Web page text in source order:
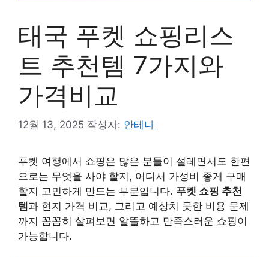
태국 푸켓 쇼핑리스
트 추천템 7가지와
가격비교
12월 13, 2025 작성자: 안테나
푸켓 여행에서 쇼핑은 많은 분들이 설레면서도 한편
으로는 무엇을 사야 할지, 어디서 가성비 좋게 구매
할지 고민하게 만드는 부분입니다. 푸켓 쇼핑 추천
템과 현지 가격 비교, 그리고 예상치 못한 비용 문제
까지 꼼꼼히 살펴보면 알뜰하고 만족스러운 쇼핑이
가능합니다.